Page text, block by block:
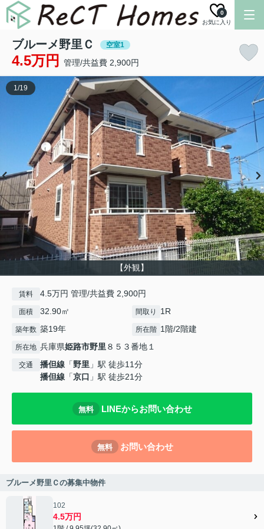
お気に入り
0
ブルーメ野里Ｃ 空室1
4.5万円 管理/共益費 2,900円
【外観】
1/19
賃料 4.5万円 管理/共益費 2,900円
面積 32.90㎡ 間取り 1R
築年数 築19年 所在階 1階/2階建
所在地 兵庫県姫路市野里８５３番地１
交通 播但線 「野里 」駅 徒歩11分
播但線 「京口 」駅 徒歩21分
無料 LINEからお問い合わせ
無料 お問い合わせ
ブルーメ野里Ｃの募集中物件
102
4.5万円